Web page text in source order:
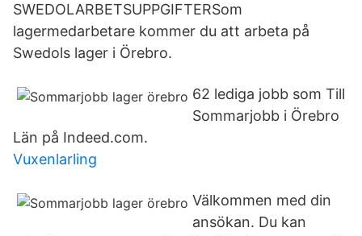
SWEDOLARBETSUPPGIFTERSom
lagermedarbetare kommer du att arbeta på
Swedols lager i Örebro.
62 lediga jobb som Till
Sommarjobb i Örebro
Län på Indeed.com.
Vuxenlarling
Välkommen med din
ansökan. Du kan